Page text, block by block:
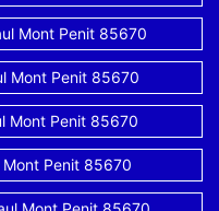
Mont Penit 85670
Mont Penit 85670
Mont Penit 85670
Mont Penit 85670